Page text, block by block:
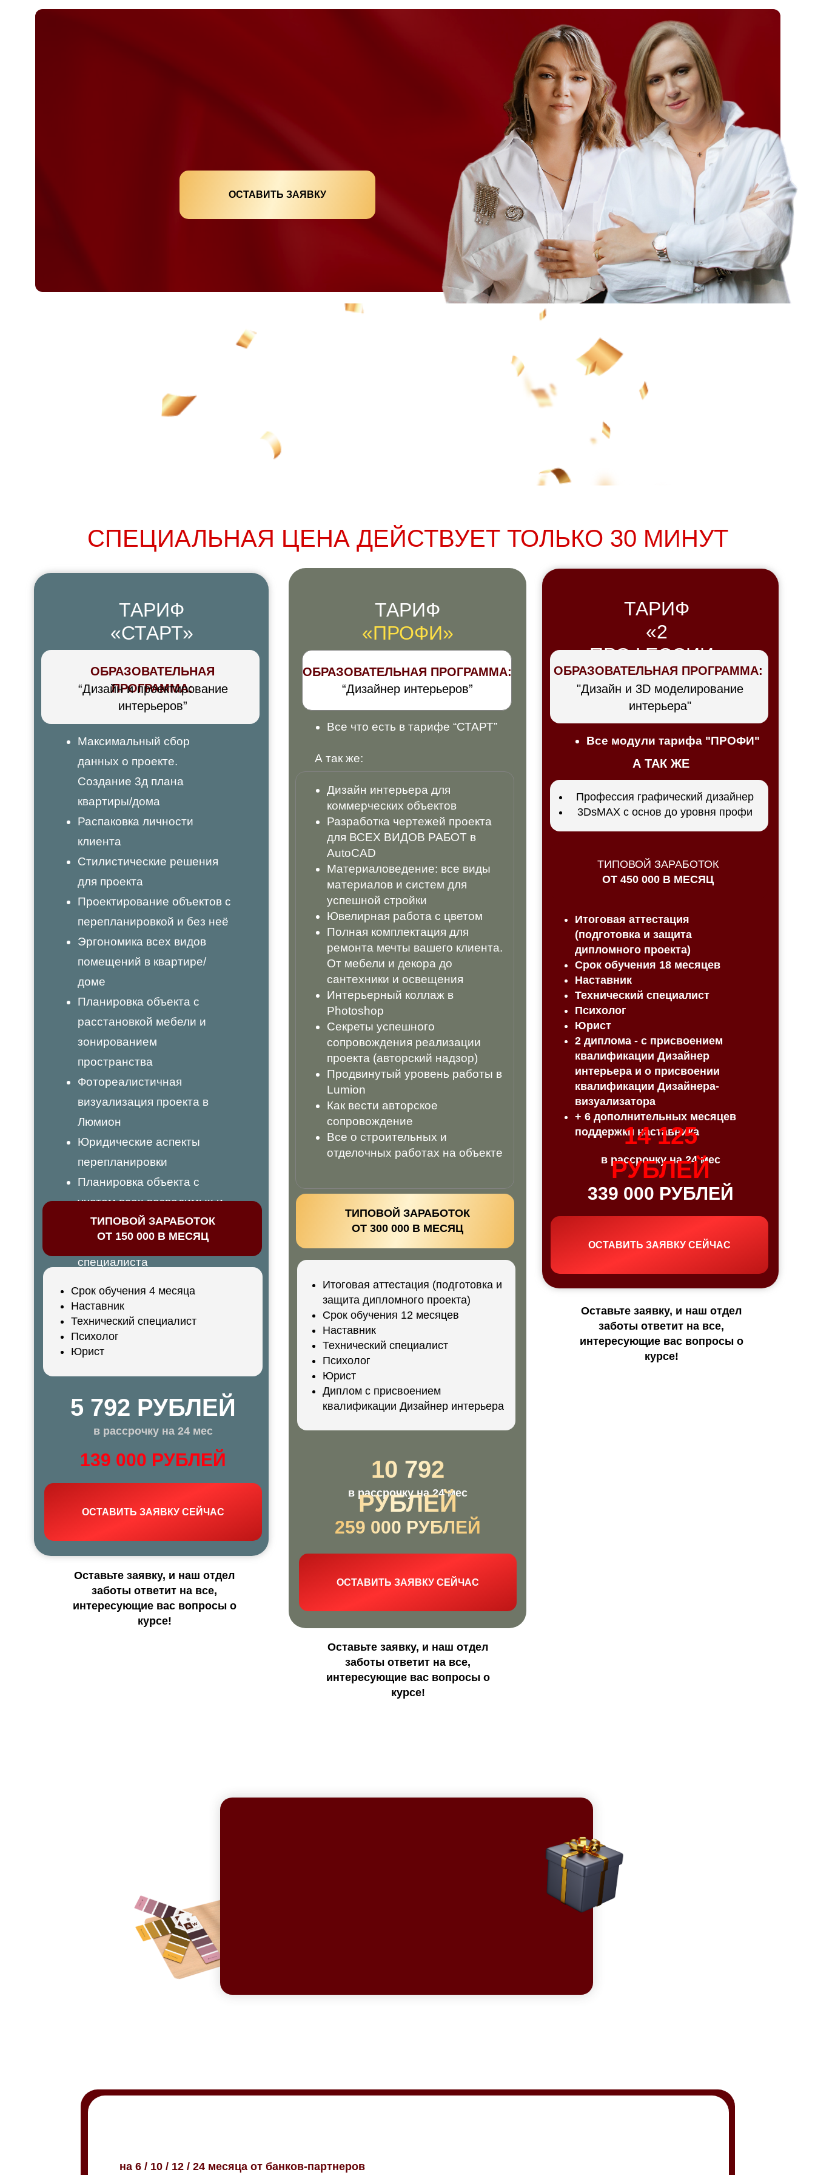
ОСТАВИТЬ ЗАЯВКУ
ТАРИФ
«СТАРТ»
Максимальный сбор
данных о проекте.
Создание 3д плана
квартиры/дома
Распаковка личности
клиента
Стилистические решения
для проекта
Проектирование объектов с
перепланировкой и без неё
Эргономика всех видов
помещений в квартире/
доме
Планировка объекта с
расстановкой мебели и
зонированием
пространства
Фотореалистичная
визуализация проекта в
Люмион
Юридические аспекты
перепланировки
Планировка объекта с
учетом всех возводимых и
сносимых стен
Продажа себя как
специалиста
ОБРАЗОВАТЕЛЬНАЯ
ПРОГРАММА:
“Дизайн и проектирование
интерьеров”
ОСТАВИТЬ ЗАЯВКУ СЕЙЧАС
139 000 РУБЛЕЙ
ТИПОВОЙ ЗАРАБОТОК
ОТ 150 000 В МЕСЯЦ
Срок обучения 4 месяца
Наставник
Технический специалист
Психолог
Юрист
в рассрочку на 24 мес
ТАРИФ
«ПРОФИ»
ТАРИФ
«2
ПРОФЕССИИ»
Все что есть в тарифе “СТАРТ”
А так же:
Дизайн интерьера для
коммерческих объектов
Разработка чертежей проекта
для ВСЕХ ВИДОВ РАБОТ в
AutoCAD
Материаловедение: все виды
материалов и систем для
успешной стройки
Ювелирная работа с цветом
Полная комплектация для
ремонта мечты вашего клиента.
От мебели и декора до
сантехники и освещения
Интерьерный коллаж в
Photoshop
Секреты успешного
сопровождения реализации
проекта (авторский надзор)
Продвинутый уровень работы в
Lumion
Как вести авторское
сопровождение
Все о строительных и
отделочных работах на объекте
ОБРАЗОВАТЕЛЬНАЯ ПРОГРАММА:
“Дизайнер интерьеров”
ОСТАВИТЬ ЗАЯВКУ СЕЙЧАС
Все модули тарифа "ПРОФИ"
ОСТАВИТЬ ЗАЯВКУ СЕЙЧАС
259 000 РУБЛЕЙ
А ТАК ЖЕ
ТИПОВОЙ ЗАРАБОТОК
ОТ 300 000 В МЕСЯЦ
Профессия графический дизайнер
3DsMAX с основ до уровня профи
Итоговая аттестация (подготовка и
защита дипломного проекта)
Срок обучения 12 месяцев
Наставник
Технический специалист
Психолог
Юрист
Диплом с присвоением
квалификации Дизайнер интерьера
339 000 РУБЛЕЙ
"Дизайн и 3D моделирование
интерьера"
ОБРАЗОВАТЕЛЬНАЯ ПРОГРАММА:
в рассрочку на 24 мес
Итоговая аттестация
(подготовка и защита
дипломного проекта)
Срок обучения 18 месяцев
Наставник
Технический специалист
Психолог
Юрист
2 диплома - с присвоением
квалификации Дизайнер
интерьера и о присвоении
квалификации Дизайнера-
визуализатора
+ 6 дополнительных месяцев
поддержки наставника
ТИПОВОЙ ЗАРАБОТОК
ОТ 450 000 В МЕСЯЦ
в рассрочку на 24 мес
Оставьте заявку, и наш отдел
заботы ответит на все,
интересующие вас вопросы о
курсе!
Оставьте заявку, и наш отдел
заботы ответит на все,
интересующие вас вопросы о
курсе!
Оставьте заявку, и наш отдел
заботы ответит на все,
интересующие вас вопросы о
курсе!
5 792 РУБЛЕЙ
10 792
РУБЛЕЙ
14 125
РУБЛЕЙ
СПЕЦИАЛЬНАЯ ЦЕНА ДЕЙСТВУЕТ ТОЛЬКО 30 МИНУТ
на 6 / 10 / 12 / 24 месяца от банков-партнеров